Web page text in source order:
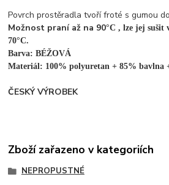
Povrch prostěradla tvoří froté s gumou
Možnost praní až na 90°C , lze jej sušit
70°C.
Barva: BÉŽOVÁ
Materiál: 100% polyuretan + 85% bavlna
ČESKÝ VÝROBEK
Zboží zařazeno v kategoriích
NEPROPUSTNÉ